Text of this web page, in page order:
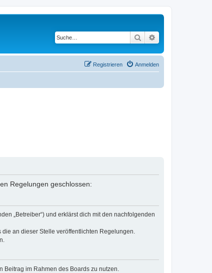
Suche
Anmelden
Registrieren
Regelungen geschlossen:
„Betreiber“) und erklärst dich mit den nachfolgenden
an dieser Stelle veröffentlichten Regelungen.
Beitrag im Rahmen des Boards zu nutzen.